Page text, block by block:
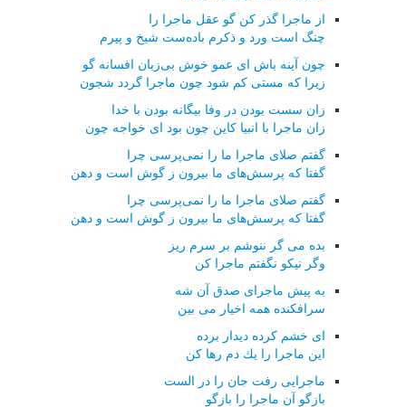
از ماجرا گذر كن گو عقل ماجرا را
چنگ است ورد و ذكرم باده‌ست شیخ و پیرم
چون آینه باش ای عمو خوش بی‌زبان افسانه گو
زیرا كه مستی كم شود چون ماجرا گردد شجون
زان سست بودن در وفا بیگانه بودن با خدا
زان ماجرا با انبیا كاین چون بود ای خواجه چون
گفتم صلای ماجرا ما را نمی‌پرسی چرا
گفتا كه پرسش‌های ما بیرون ز گوش است و دهن
گفتم صلای ماجرا ما را نمی‌پرسی چرا
گفتا كه پرسش‌های ما بیرون ز گوش است و دهن
بده می گر ننوشم بر سرم ریز
وگر نیكو نگفتم ماجرا كن
به پیش ماجرای صدق آن شه
سرافكنده همه اخیار می بین
ای خشم كرده دیدار برده
این ماجرا را یك دم رها كن
ماجرایی رفت جان را در الست
بازگو آن ماجرا را بازگو